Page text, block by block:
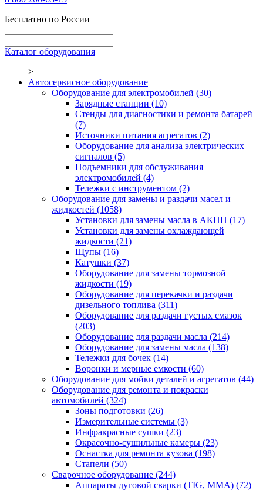
Бесплатно по России
Каталог оборудования
>
Автосервисное оборудование
Оборудование для электромобилей (30)
Зарядные станции (10)
Стенды для диагностики и ремонта батарей
(7)
Источники питания агрегатов (2)
Оборудование для анализа электрических
сигналов (5)
Подъемники для обслуживания
электромобилей (4)
Тележки с инструментом (2)
Оборудование для замены и раздачи масел и
жидкостей (1058)
Установки для замены масла в АКПП (17)
Установки для замены охлаждающей
жидкости (21)
Щупы (16)
Катушки (37)
Оборудование для замены тормозной
жидкости (19)
Оборудование для перекачки и раздачи
дизельного топлива (311)
Оборудование для раздачи густых смазок
(203)
Оборудование для раздачи масла (214)
Оборудование для замены масла (138)
Тележки для бочек (14)
Воронки и мерные емкости (60)
Оборудование для мойки деталей и агрегатов (44)
Оборудование для ремонта и покраски
автомобилей (324)
Зоны подготовки (26)
Измерительные системы (3)
Инфракрасные сушки (23)
Окрасочно-сушильные камеры (23)
Оснастка для ремонта кузова (198)
Стапели (50)
Сварочное оборудование (244)
Аппараты дуговой сварки (TIG, MMA) (72)